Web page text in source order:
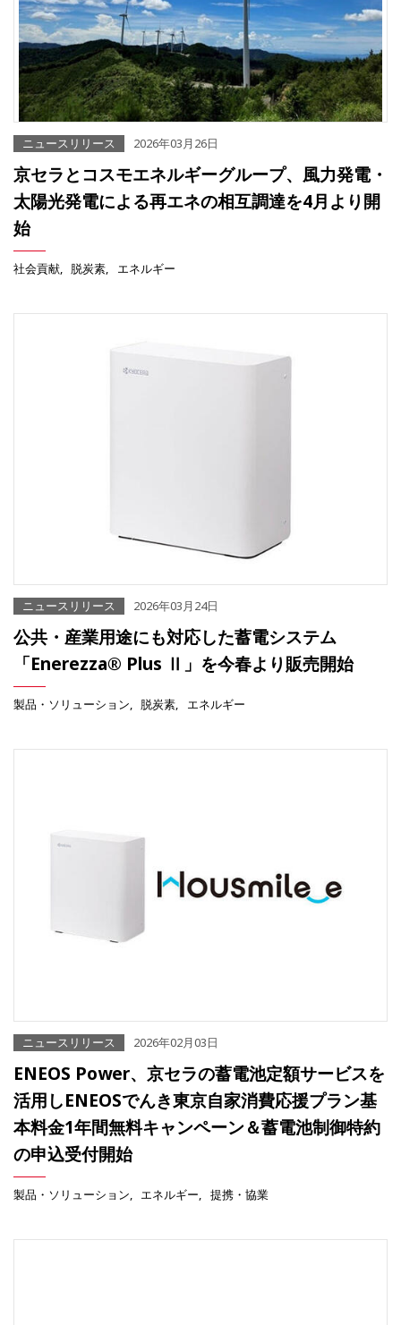
ニュースリリース 2026年03月26日
京セラとコスモエネルギーグループ、風力発電・
太陽光発電による再エネの相互調達を4月より開
始
社会貢献 脱炭素 エネルギー
ニュースリリース 2026年03月24日
公共・産業用途にも対応した蓄電システム
「Enerezza® Plus Ⅱ」を今春より販売開始
製品・ソリューション 脱炭素 エネルギー
ニュースリリース 2026年02月03日
ENEOS Power、京セラの蓄電池定額サービスを
活用しENEOSでんき東京自家消費応援プラン基
本料金1年間無料キャンペーン＆蓄電池制御特約
の申込受付開始
製品・ソリューション エネルギー 提携・協業